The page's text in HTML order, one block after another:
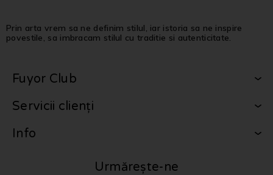
Prin arta vrem sa ne definim stilul, iar istoria sa ne inspire
povestile, sa imbracam stilul cu traditie si autenticitate.
Fuyor Club
Servicii clienți
Info
Urmărește-ne